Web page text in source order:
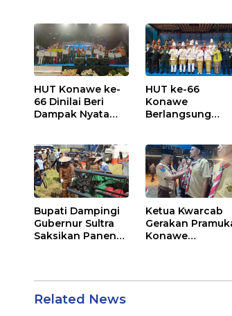
Penghasilan
HUT Konawe ke-
66 Dinilai Beri
Dampak Nyata
HUT ke-66
Konawe
Berlangsung
dan Sejumlah
Kepala Daerah
Bupati Dampingi
Gubernur Sultra
Saksikan Panen
Ketua Kwarcab
Gerakan
Konawe
Related News